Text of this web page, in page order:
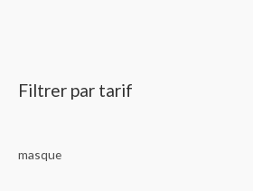
Filtrer par tarif
masque